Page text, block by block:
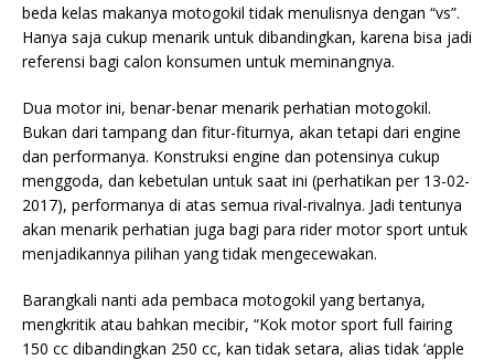
beda kelas makanya motogokil tidak menulisnya dengan “vs”.
Hanya saja cukup menarik untuk dibandingkan, karena bisa jadi
referensi bagi calon konsumen untuk meminangnya.
Dua motor ini, benar-benar menarik perhatian motogokil.
Bukan dari tampang dan fitur-fiturnya, akan tetapi dari engine
dan performanya. Konstruksi engine dan potensinya cukup
menggoda, dan kebetulan untuk saat ini (perhatikan per 13-02-
2017), performanya di atas semua rival-rivalnya. Jadi tentunya
akan menarik perhatian juga bagi para rider motor sport untuk
menjadikannya pilihan yang tidak mengecewakan.
Barangkali nanti ada pembaca motogokil yang bertanya,
mengkritik atau bahkan mecibir, “Kok motor sport full fairing
150 cc dibandingkan 250 cc, kan tidak setara, alias tidak ‘apple